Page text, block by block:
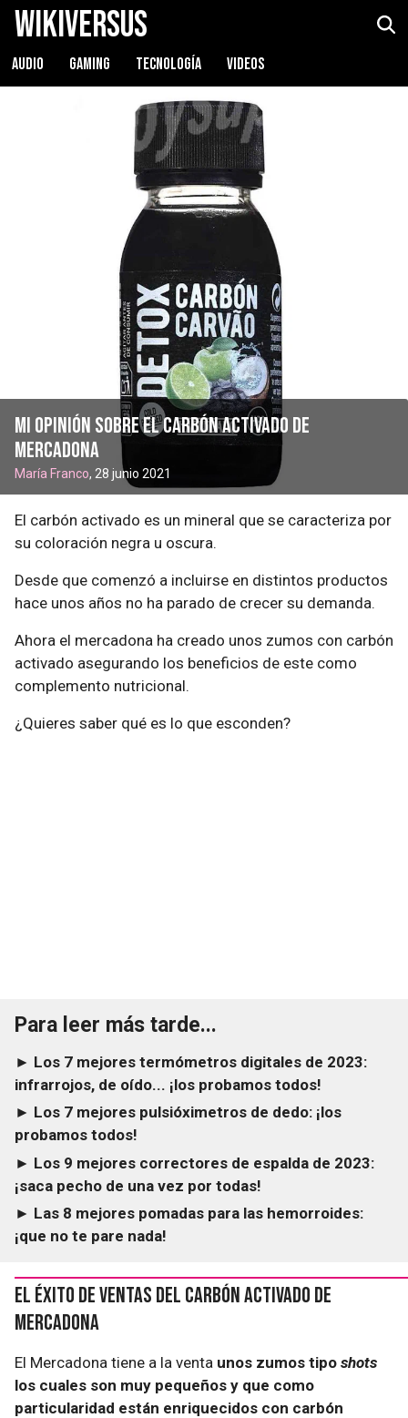
WikiVersus
AUDIO GAMING TECNOLOGÍA VIDEOS
Mi opinión sobre el carbón activado de
Mercadona
María Franco, 28 junio 2021
El carbón activado es un mineral que se caracteriza por
su coloración negra u oscura.
Desde que comenzó a incluirse en distintos productos
hace unos años no ha parado de crecer su demanda.
Ahora el mercadona ha creado unos zumos con carbón
activado asegurando los beneficios de este como
complemento nutricional.
¿Quieres saber qué es lo que esconden?
Para leer más tarde...
► Los 7 mejores termómetros digitales de 2023:
infrarrojos, de oído... ¡los probamos todos!
► Los 7 mejores pulsióximetros de dedo: ¡los
probamos todos!
► Los 9 mejores correctores de espalda de 2023:
¡saca pecho de una vez por todas!
► Las 8 mejores pomadas para las hemorroides:
¡que no te pare nada!
El éxito de ventas del carbón activado de
Mercadona
El Mercadona tiene a la venta unos zumos tipo shots
los cuales son muy pequeños y que como
particularidad están enriquecidos con carbón